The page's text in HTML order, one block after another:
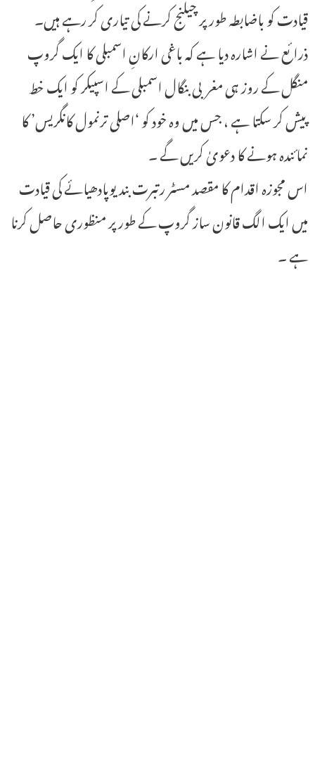
قیادت کو باضابطہ طور پر چیلنج کرنے کی تیاری کر رہے ہیں۔
ذرائع نے اشارہ دیا ہے کہ باغی ارکانِ اسمبلی کا ایک گروپ
منگل کے روز ہی مغربی بنگال اسمبلی کے اسپیکر کو ایک خط
پیش کر سکتا ہے ، جس میں وہ خود کو ‘اصلی ترنمول کانگریس’ کا
نمائندہ ہونے کا دعویٰ کریں گے ۔
اس مجوزہ اقدام کا مقصد مسٹر رتبرت بندیوپادھیائے کی قیادت
میں ایک الگ قانون ساز گروپ کے طور پر منظوری حاصل کرنا
ہے ۔